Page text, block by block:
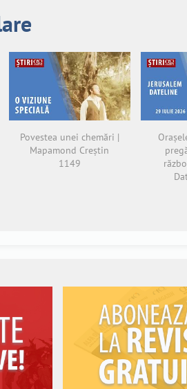
Povestea unei chemări |
Mapamond Creștin
1149